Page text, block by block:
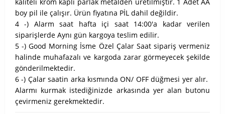
boy pil ile çalışır. Ürün fiyatına PİL dahil değildir.
4 -) Alarm saat hafta içi saat 14:00'a kadar verilen
siparişlerde Aynı gün kargoya teslim edilir.
5 -) Good Morning İsme Özel Çalar Saat sipariş vermeniz
halinde muhafazalı ve kargoda zarar görmeyecek şekilde
gönderilmektedir.
6 -) Çalar saatin arka kısmında ON/ OFF düğmesi yer alır.
Alarmı kurmak istediğinizde arkasında yer alan butonu
çevirmeniz gerekmektedir.